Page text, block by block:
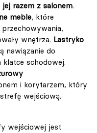
jej razem z salonem.
meble, które
przechowywania,
wnętrza. Lastryko
nawiązanie do
klatce schodowej.
i korytarzem, który
wejściową.
wejściowej jest